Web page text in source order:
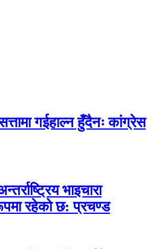
गईहाल्न हुँदैनः कांग्रेस
भाइचारा
रहेको छ: प्रचण्ड